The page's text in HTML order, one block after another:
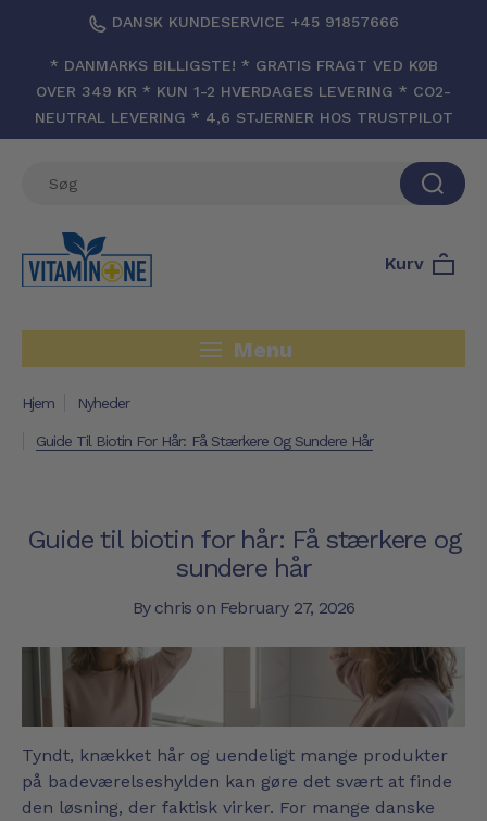
DANSK KUNDESERVICE +45 91857666
* DANMARKS BILLIGSTE! * GRATIS FRAGT VED KØB
OVER 349 KR * KUN 1-2 HVERDAGES LEVERING * CO2-
NEUTRAL LEVERING * 4,6 STJERNER HOS TRUSTPILOT
Kurv
Menu
Hjem Nyheder
Guide Til Biotin For Hår: Få Stærkere Og Sundere Hår
Guide til biotin for hår: Få stærkere og
sundere hår
By chris on February 27, 2026
Tyndt, knækket hår og uendeligt mange produkter
på badeværelseshylden kan gøre det svært at finde
den løsning, der faktisk virker. For mange danske